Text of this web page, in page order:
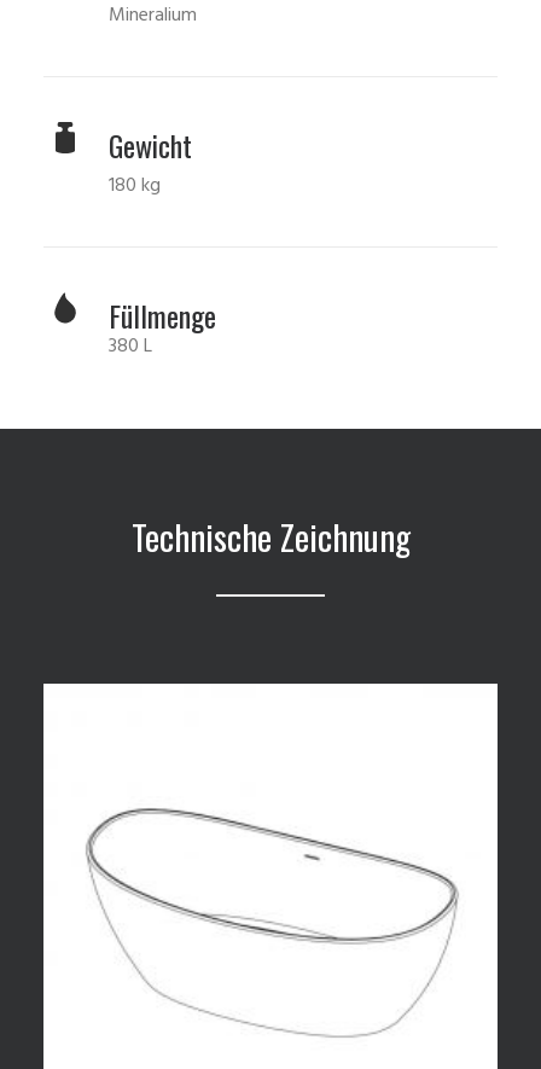
Mineralium
Gewicht
180 kg
Füllmenge
380 L
Technische Zeichnung